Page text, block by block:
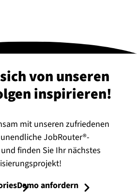
von unseren
in­spi­rie­ren!
mit unseren zufriedenen
JobRouter®-
finden Sie Ihr nächstes
Demo anfordern